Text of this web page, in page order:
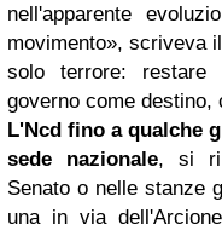
nell'apparente
movimento», scriveva
solo terrore: restare
governo come destino,
L'Ncd fino a qualche
sede nazionale, si
Senato o nelle stanze
una in via